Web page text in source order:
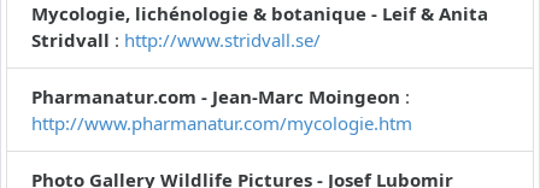
Mycologie, lichénologie & botanique - Leif & Anita
Stridvall : http://www.stridvall.se/
Pharmanatur.com - Jean-Marc Moingeon :
http://www.pharmanatur.com/mycologie.htm
Photo Gallery Wildlife Pictures - Josef Lubomir